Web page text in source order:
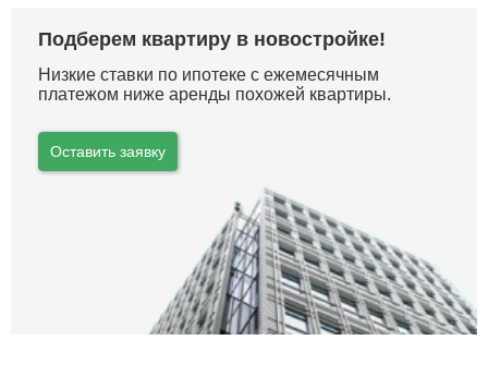
Подберем квартиру в новостройке!
Низкие ставки по ипотеке с ежемесячным
платежом ниже аренды похожей квартиры.
Оставить заявку